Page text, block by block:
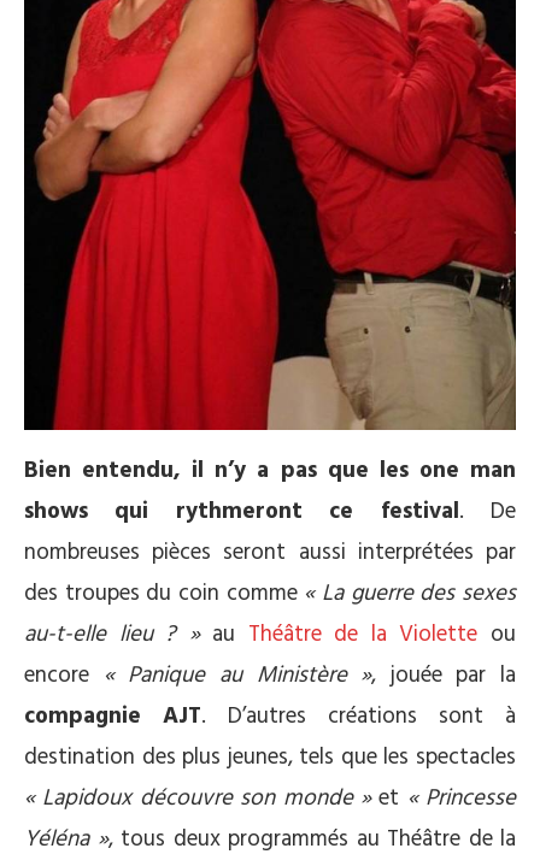
Bien entendu, il n’y a pas que les one man
shows qui rythmeront ce festival. De
nombreuses pièces seront aussi interprétées par
des troupes du coin comme « La guerre des sexes
au-t-elle lieu ? »au Théâtre de la Violette ou
encore « Panique au Ministère », jouée par la
compagnie AJT. D’autres créations sont à
destination des plus jeunes, tels que les spectacles
« Lapidoux découvre son monde »et « Princesse
Yéléna », tous deux programmés au Théâtre de la